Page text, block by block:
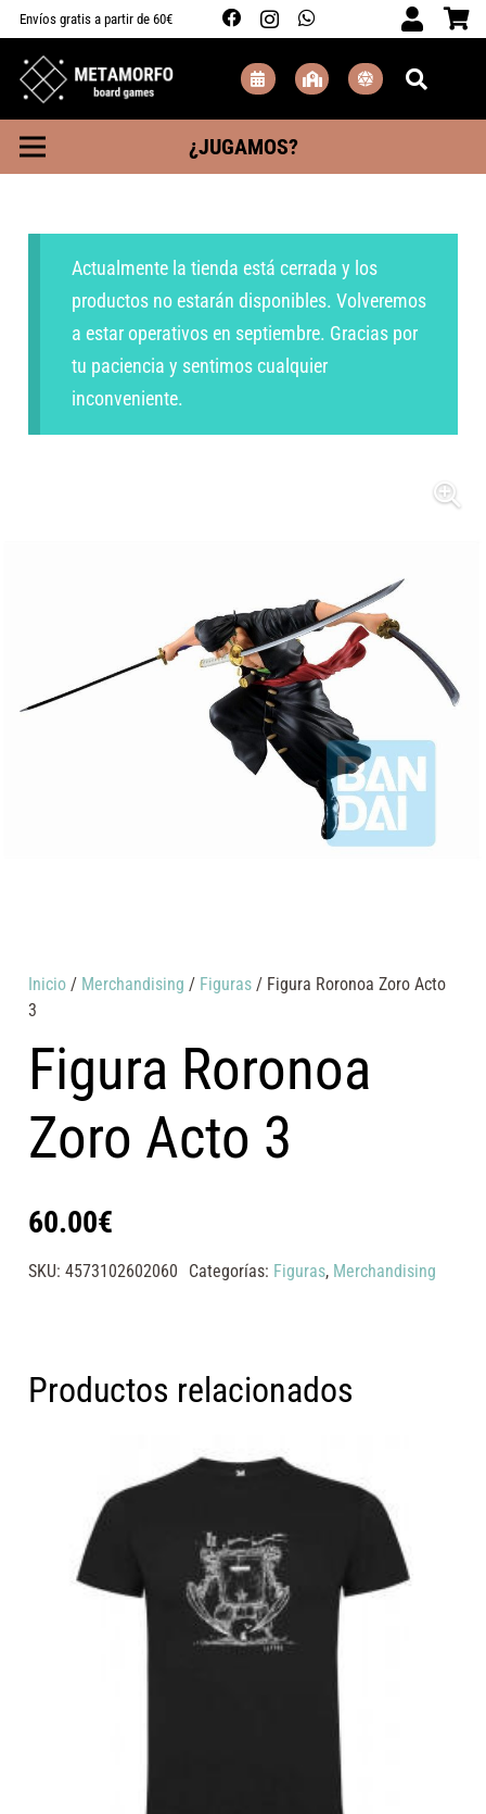
Envíos gratis a partir de 60€
¿JUGAMOS?
Actualmente la tienda está cerrada y los
productos no estarán disponibles. Volveremos
a estar operativos en septiembre. Gracias por
tu paciencia y sentimos cualquier
inconveniente.
Inicio / Merchandising / Figuras / Figura Roronoa Zoro Acto
3
Figura Roronoa
Zoro Acto 3
60.00€
SKU:4573102602060 Categorías: Figuras, Merchandising
Productos relacionados